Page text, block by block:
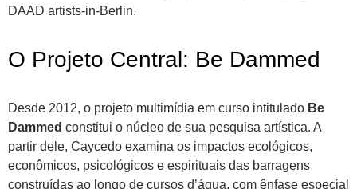
DAAD artists-in-Berlin.
O Projeto Central: Be Dammed
Desde 2012, o projeto multimídia em curso intitulado Be
Dammed constitui o núcleo de sua pesquisa artística. A
partir dele, Caycedo examina os impactos ecológicos,
econômicos, psicológicos e espirituais das barragens
construídas ao longo de cursos d’água, com ênfase especial